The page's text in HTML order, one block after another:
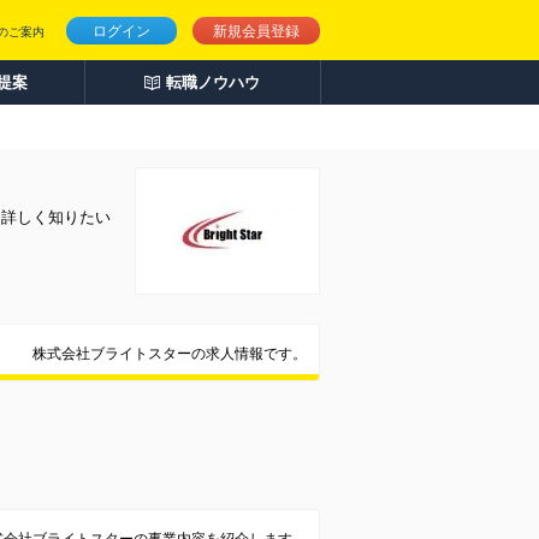
ログイン 新規会員登録
ご案内
案 転職ノウハウ
しく知りたい
株式会社ブライトスターの求人情報です。